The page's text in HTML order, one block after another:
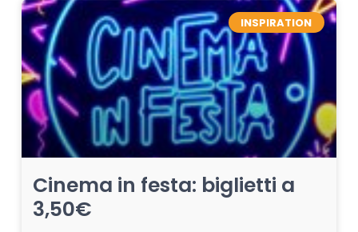
INSPIRATION
Cinema in festa: biglietti a
3,50€